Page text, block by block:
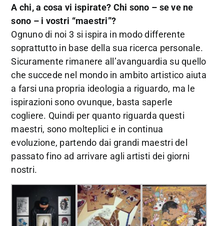
A chi, a cosa vi ispirate? Chi sono – se ve ne
sono – i vostri “maestri”?
Ognuno di noi 3 si ispira in modo differente
soprattutto in base della sua ricerca personale.
Sicuramente rimanere all’avanguardia su quello
che succede nel mondo in ambito artistico aiuta
a farsi una propria ideologia a riguardo, ma le
ispirazioni sono ovunque, basta saperle
cogliere. Quindi per quanto riguarda questi
maestri, sono molteplici e in continua
evoluzione, partendo dai grandi maestri del
passato fino ad arrivare agli artisti dei giorni
nostri.